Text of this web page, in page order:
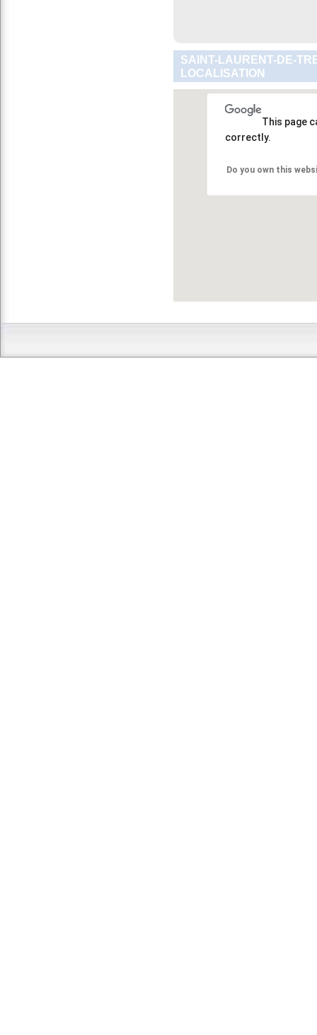
SAINT-LAURENT-DE-
LOCALISATION
This page
correctly.
Do you own this